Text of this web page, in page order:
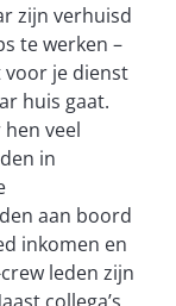
zijn verhuisd
te werken –
voor je dienst
huis gaat.
veel
in
aan boord
inkomen en
leden zijn